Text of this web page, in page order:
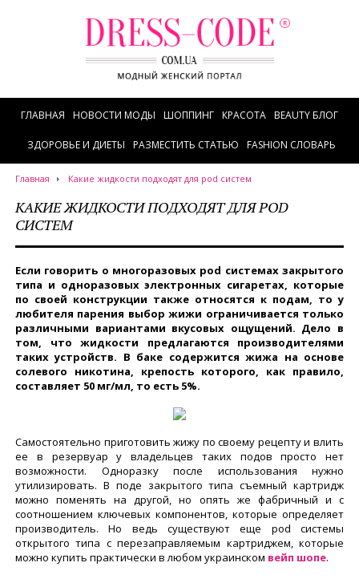
ГЛАВНАЯ НОВОСТИ МОДЫ ШОППИНГ КРАСОТА BEAUTY БЛОГ
ЗДОРОВЬЕ И ДИЕТЫ РАЗМЕСТИТЬ СТАТЬЮ FASHION СЛОВАРЬ
Главная Какие жидкости подходят для pod систем
КАКИЕ ЖИДКОСТИ ПОДХОДЯТ ДЛЯ POD
СИСТЕМ
Если говорить о многоразовых pod системах закрытого
типа и одноразовых электронных сигаретах, которые
по своей конструкции также относятся к подам, то у
любителя парения выбор жижи ограничивается только
различными вариантами вкусовых ощущений. Дело в
том, что жидкости предлагаются производителями
таких устройств. В баке содержится жижа на основе
солевого никотина, крепость которого, как правило,
составляет 50 мг/мл, то есть 5%.
Самостоятельно приготовить жижу по своему рецепту и влить
ее в резервуар у владельцев таких подов просто нет
возможности. Одноразку после использования нужно
утилизировать. В поде закрытого типа съемный картридж
можно поменять на другой, но опять же фабричный и с
соотношением ключевых компонентов, которые определяет
производитель. Но ведь существуют еще pod системы
открытого типа с перезаправляемым картриджем, которые
можно купить практически в любом украинском вейп шопе.